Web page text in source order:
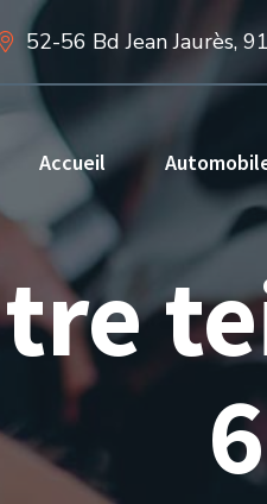
52-56 Bd Jean Jaurès,
Accueil